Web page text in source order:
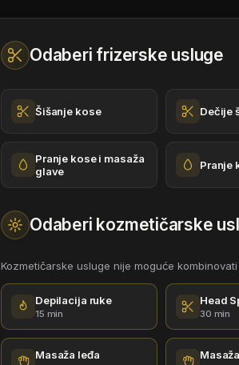
Odaberi frizerske usluge
Šišanje kose Dečije
Pranje kose i masaža
glave
Pranje
Odaberi kozmetičarske
Kozmetičarske usluge nije moguće
Depilacija ruke
15 min
Head
30 min
Masaža leđa